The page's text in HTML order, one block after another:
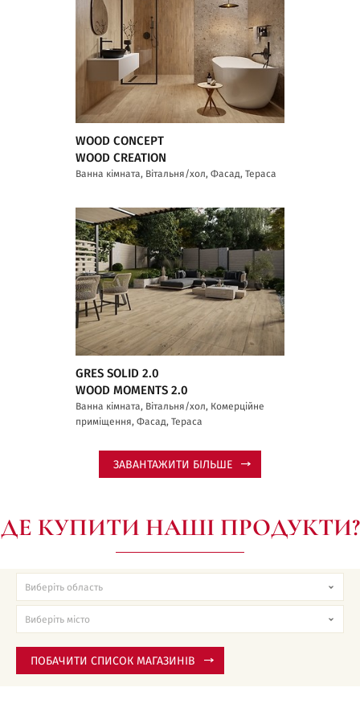
WOOD CONCEPT
WOOD CREATION
Ванна кімната, Вітальня/хол, Фасад, Тераса
GRES SOLID 2.0
WOOD MOMENTS 2.0
Ванна кімната, Вітальня/хол, Комерційне
приміщення, Фасад, Тераса
ЗАВАНТАЖИТИ БІЛЬШЕ
ДЕ КУПИТИ НАШІ ПРОДУКТИ?
ПОБАЧИТИ СПИСОК МАГАЗИНІВ